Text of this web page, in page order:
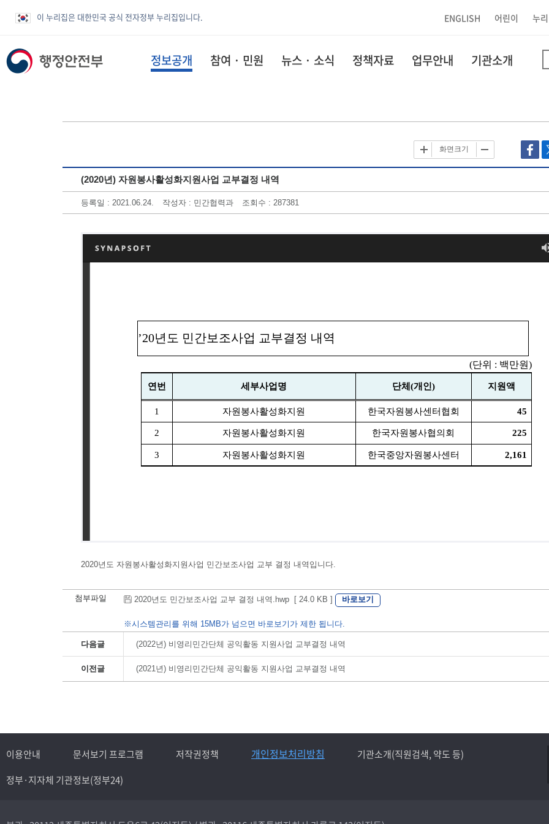
이 누리집은 대한민국 공식 전자정부 누리집입니다. ENGLISH 어린이 누
정보공개 참여 · 민원 뉴스 · 소식 정책자료 업무안내 기관소개
화면크기
(2020년) 자원봉사활성화지원사업 교부결정 내역
등록일 : 2021.06.24. 작성자 : 민간협력과 조회수 : 287381
2020년도 자원봉사활성화지원사업 민간보조사업 교부 결정 내역입니다.
첨부파일 2020년도 민간보조사업 교부 결정 내역.hwp [ 24.0 KB ] 바로보기
※시스템관리를 위해 15MB가 넘으면 바로보기가 제한 됩니다.
다음글 (2022년) 비영리민간단체 공익활동 지원사업 교부결정 내역
이전글 (2021년) 비영리민간단체 공익활동 지원사업 교부결정 내역
이용안내 문서보기 프로그램 저작권정책 개인정보처리방침
기관소개(직원검색, 약도 등)
정부·지자체 기관정보(정부24)